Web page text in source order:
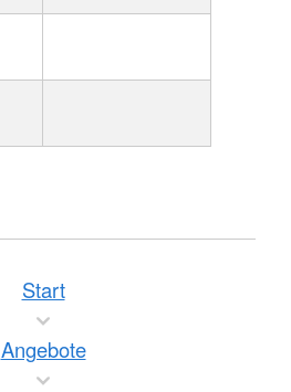
Start
Angebote